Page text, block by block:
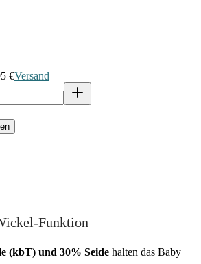
€Versand
Funktion
(kbT) und 30% Seide halten das Baby